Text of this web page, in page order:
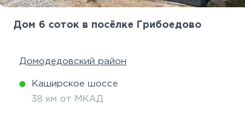
Дом 6 соток в посёлке Грибоедово
Домодедовский район
Каширское шоссе
38 км от МКАД